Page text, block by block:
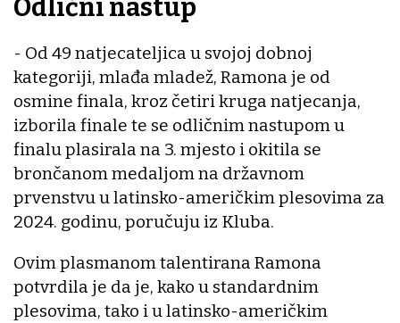
Odlični nastup
- Od 49 natjecateljica u svojoj dobnoj
kategoriji, mlađa mladež, Ramona je od
osmine finala, kroz četiri kruga natjecanja,
izborila finale te se odličnim nastupom u
finalu plasirala na 3. mjesto i okitila se
brončanom medaljom na državnom
prvenstvu u latinsko-američkim plesovima za
2024. godinu, poručuju iz Kluba.
Ovim plasmanom talentirana Ramona
potvrdila je da je, kako u standardnim
plesovima, tako i u latinsko-američkim